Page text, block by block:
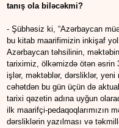
tanış ola biləcəkmi?
- Şübhəsiz ki, “Azərbaycan
bu kitab maarifimizin inkişaf
Azərbaycan təhsilinin,
tariximiz, ölkəmizdə ötən əsrin
işlər, məktəblər, dərsliklər, yeni
cəhətdən bu gün üçün də
tarixi qəzetin adına uyğun
ilk maarifçi-pedaqoqlarımızın
dərsliklərin yazılması və